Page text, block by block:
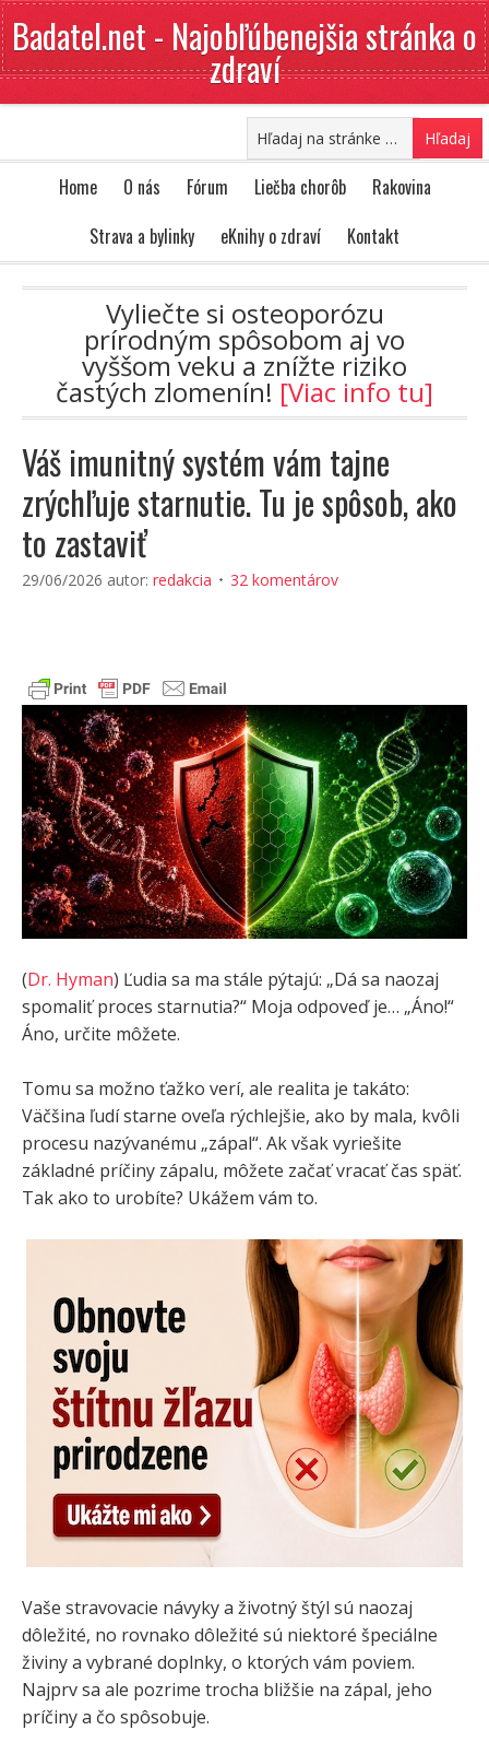
Badatel.net - Najobľúbenejšia stránka o
zdraví
Home O nás Fórum Liečba chorôb
Rakovina
Strava a bylinky
eKnihy o zdraví Kontakt
Vyliečte si osteoporózu
prírodným spôsobom aj vo
vyššom veku a znížte riziko
častých zlomenín! [Viac info tu]
Váš imunitný systém vám tajne
zrýchľuje starnutie. Tu je spôsob, ako
to zastaviť
29/06/2026 autor: redakcia 32 komentárov
(Dr. Hyman) Ľudia sa ma stále pýtajú: „Dá sa naozaj
spomaliť proces starnutia?“ Moja odpoveď je… „Áno!“
Áno, určite môžete.
Tomu sa možno ťažko verí, ale realita je takáto:
Väčšina ľudí starne oveľa rýchlejšie, ako by mala, kvôli
procesu nazývanému „zápal“. Ak však vyriešite
základné príčiny zápalu, môžete začať vracať čas späť.
Tak ako to urobíte? Ukážem vám to.
Vaše stravovacie návyky a životný štýl sú naozaj
dôležité, no rovnako dôležité sú niektoré špeciálne
živiny a vybrané doplnky, o ktorých vám poviem.
Najprv sa ale pozrime trocha bližšie na zápal, jeho
príčiny a čo spôsobuje.